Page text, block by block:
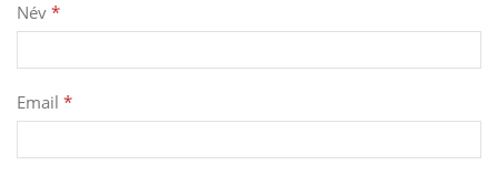
Név *
Email *